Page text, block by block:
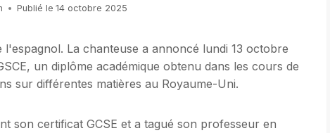
Publié le 14 octobre 2025
La chanteuse a annoncé lundi 13 octobre
un diplôme académique obtenu dans les cours de
sur différentes matières au Royaume-Uni.
son certificat GCSE et a tagué son professeur en